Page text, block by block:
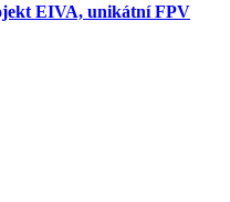
EIVA, unikátní FPV